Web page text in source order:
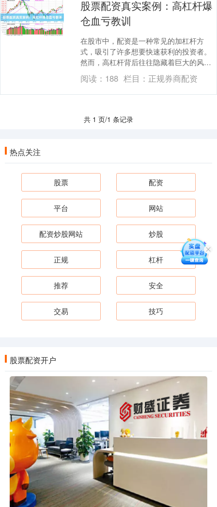
股票配资真实案例：高杠杆爆
仓血亏教训
在股市中，配资是一种常见的加杠杆方
式，吸引了许多想要快速获利的投资者。
然而，高杠杆背后往往隐藏着巨大的风
险。本文将通过一个真实的股票配资案例
炒股配资网站，揭示高....
阅读： 188 栏目： 正规券商配资
共 1 页/1 条记录
热点关注
股票 配资
平台 网站
配资炒股网站 炒股
正规 杠杆
推荐 安全
交易 技巧
股票配资开户